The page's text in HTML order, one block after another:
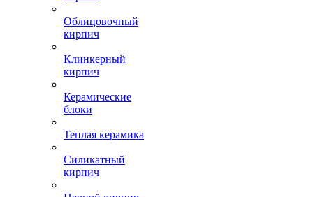
Облицовочный
кирпич
Клинкерный
кирпич
Керамические
блоки
Теплая керамика
Силикатный
кирпич